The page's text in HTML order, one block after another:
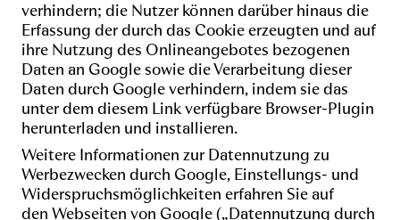
verhindern; die Nutzer können darüber hinaus die
Erfassung der durch das Cookie erzeugten und auf
ihre Nutzung des Onlineangebotes bezogenen
Daten an Google sowie die Verarbeitung dieser
Daten durch Google verhindern, indem sie das
unter dem diesem Linkverfügbare Browser-Plugin
herunterladen und installieren.
Weitere Informationen zur Datennutzung zu
Werbezwecken durch Google, Einstellungs- und
Widerspruchsmöglichkeiten erfahren Sie auf
den Webseiten von Google(„Datennutzung durch